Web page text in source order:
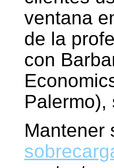
ventana
de la
con
Mantener